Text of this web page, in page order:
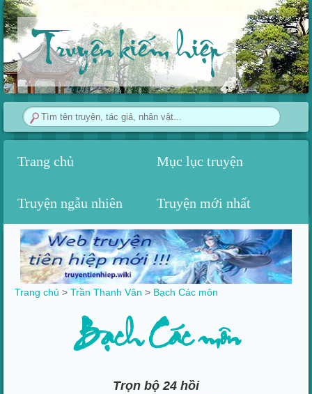
Truyện kiếm hiệp
Trang chủ Mục lục truyện
Truyện ngẫu nhiên Truyện mới nhất
Trang chủ >Trần Thanh Vân > Bạch Các môn
Bạch Các môn
Trọn bộ 24 hồi